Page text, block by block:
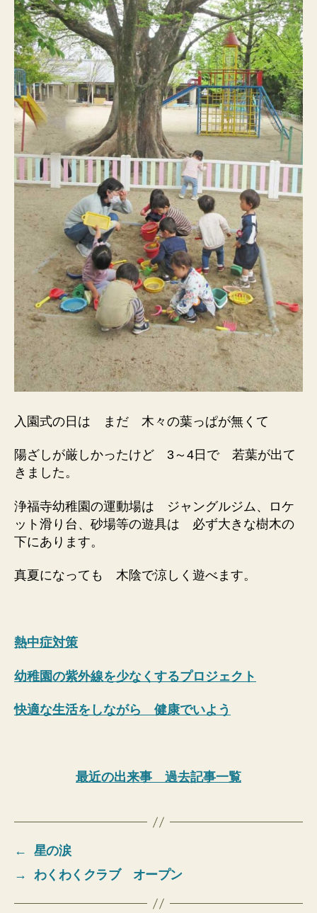
入園式の日は まだ 木々の葉っぱが無くて
陽ざしが厳しかったけど 3～4日で 若葉が出て
きました。
浄福寺幼稚園の運動場は ジャングルジム、ロケ
ット滑り台、砂場等の遊具は 必ず大きな樹木の
下にあります。
真夏になっても 木陰で涼しく遊べます。
熱中症対策
幼稚園の紫外線を少なくするプロジェクト
快適な生活をしながら 健康でいよう
最近の出来事 過去記事一覧
←
星の涙
→
わくわくクラブ オープン